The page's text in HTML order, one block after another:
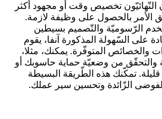
النّهائيّون تخصيص وقت أو مجهود أكثر
الأمر بالحصول على وظيفة لازمة.
الرّسوميّة والتّصميم بسيطين
على السّهولة المذكورة آنفا، يقوم
والخصائص المتوفّرة. يمكنك، مثلا،
من وضعيّة حماية حاسوبك أو
قليلة. تمكّنك هذه الطّريقة البسيطة
الزّائدة وتحسين سير عملك.